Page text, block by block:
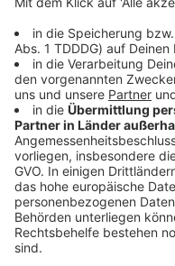
Reaktionen
Sängerin Bine
auf der
Herzen dabei
mit seiner
Kombination
Bühne. Auch
Band ab.
mit
Seite können
überzeugen.